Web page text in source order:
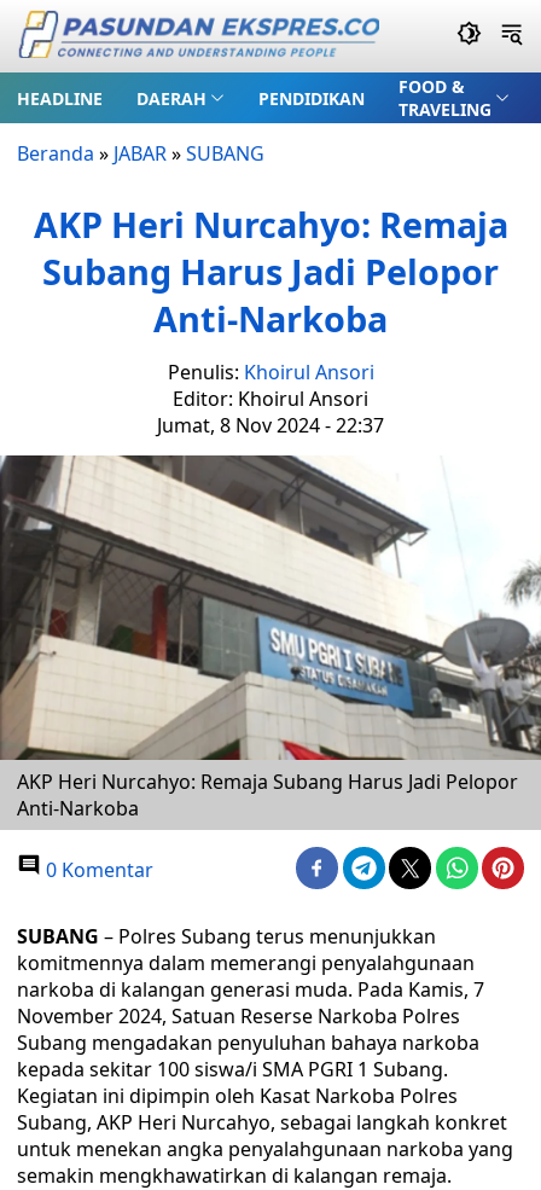
HEADLINE DAERAH PENDIDIKAN
FOOD &
TRAVELING
Beranda » JABAR»SUBANG
AKP Heri Nurcahyo: Remaja
Subang Harus Jadi Pelopor
Anti-Narkoba
Penulis: Khoirul Ansori
Editor: Khoirul Ansori
Jumat, 8 Nov 2024 - 22:37
AKP Heri Nurcahyo: Remaja Subang Harus Jadi Pelopor
Anti-Narkoba
0 Komentar
SUBANG – Polres Subang terus menunjukkan
komitmennya dalam memerangi penyalahgunaan
narkoba di kalangan generasi muda. Pada Kamis, 7
November 2024, Satuan Reserse Narkoba Polres
Subang mengadakan penyuluhan bahaya narkoba
kepada sekitar 100 siswa/i SMA PGRI 1 Subang.
Kegiatan ini dipimpin oleh Kasat Narkoba Polres
Subang, AKP Heri Nurcahyo, sebagai langkah konkret
untuk menekan angka penyalahgunaan narkoba yang
semakin mengkhawatirkan di kalangan remaja.